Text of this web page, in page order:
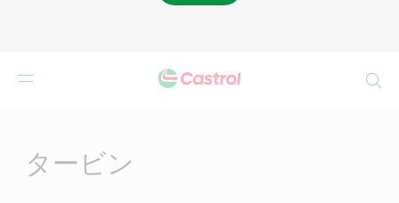
タービン